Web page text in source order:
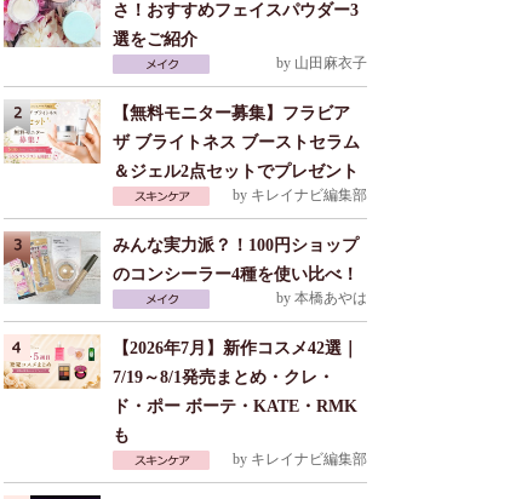
さ！おすすめフェイスパウダー3
選をご紹介
by 山田麻衣子
【無料モニター募集】フラビア
ザ ブライトネス ブーストセラム
＆ジェル2点セットでプレゼント
by キレイナビ編集部
みんな実力派？！100円ショップ
のコンシーラー4種を使い比べ！
by 本橋あやは
【2026年7月】新作コスメ42選｜
7/19～8/1発売まとめ・クレ・
ド・ポー ボーテ・KATE・RMK
も
by キレイナビ編集部